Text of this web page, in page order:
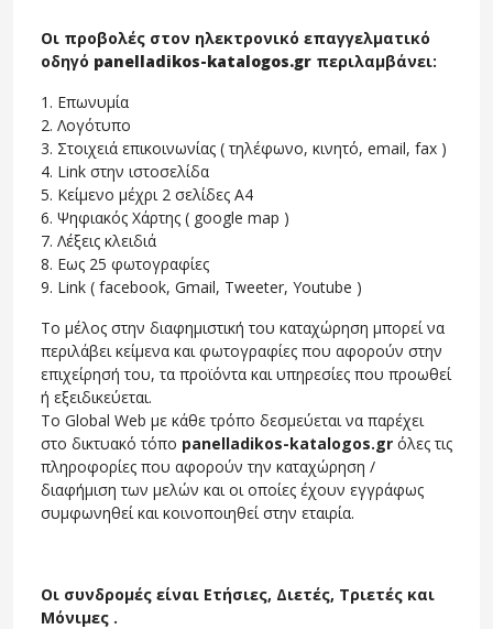
Οι προβολές στον ηλεκτρονικό επαγγελματικό
οδηγό panelladikos-katalogos.gr περιλαμβάνει:
1. Επωνυμία
2. Λογότυπο
3. Στοιχειά επικοινωνίας ( τηλέφωνο, κινητό, email, fax )
4. Link στην ιστοσελίδα
5. Κείμενο μέχρι 2 σελίδες Α4
6. Ψηφιακός Χάρτης ( google map )
7. Λέξεις κλειδιά
8. Εως 25 φωτογραφίες
9. Link ( facebook, Gmail, Tweeter, Youtube )
Το μέλος στην διαφημιστική του καταχώρηση μπορεί να
περιλάβει κείμενα και φωτογραφίες που αφορούν στην
επιχείρησή του, τα προϊόντα και υπηρεσίες που προωθεί
ή εξειδικεύεται.
Το Global Web με κάθε τρόπο δεσμεύεται να παρέχει
στο δικτυακό τόπο panelladikos-katalogos.gr όλες τις
πληροφορίες που αφορούν την καταχώρηση /
διαφήμιση των μελών και οι οποίες έχουν εγγράφως
συμφωνηθεί και κοινοποιηθεί στην εταιρία.
Οι συνδρομές είναι Ετήσιες, Διετές, Τριετές και
Μόνιμες .